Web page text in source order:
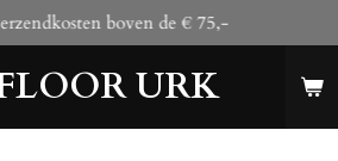
URK
boven de € 75,-